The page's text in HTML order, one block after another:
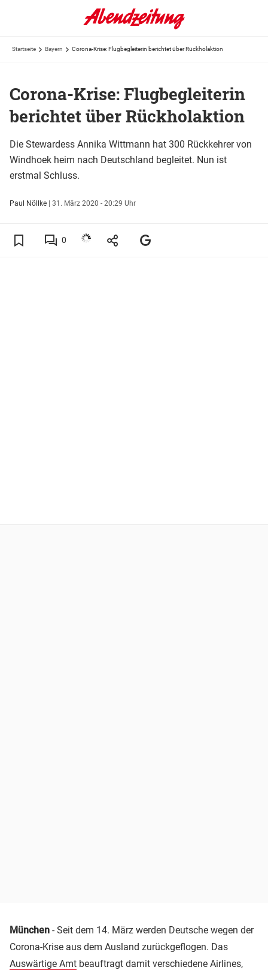
Startseite Bayern Corona-Krise: Flugbegleiterin berichtet über Rückholaktion
Corona-Krise: Flugbegleiterin
berichtet über Rückholaktion
Die Stewardess Annika Wittmann hat 300 Rückkehrer von
Windhoek heim nach Deutschland begleitet. Nun ist
erstmal Schluss.
Paul Nöllke | 31. März 2020 - 20:29 Uhr
0
München - Seit dem 14. März werden Deutsche wegen der
Corona-Krise aus dem Ausland zurückgeflogen. Das
Auswärtige Amt beauftragt damit verschiedene Airlines,